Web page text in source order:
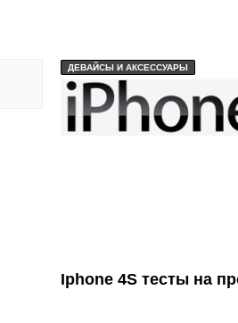
ДЕВАЙСЫ И АКСЕССУАРЫ
Iphone 4S тесты на